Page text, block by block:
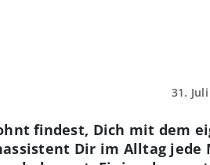
31.
findest, Dich mit dem
Dir im Alltag jede